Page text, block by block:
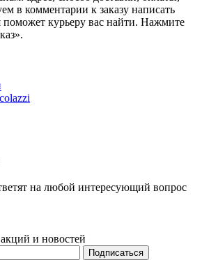
в комментарии к заказу написать
курьеру вас найти. Нажмите
на любой интересующий вопрос
и новостей
Подписаться